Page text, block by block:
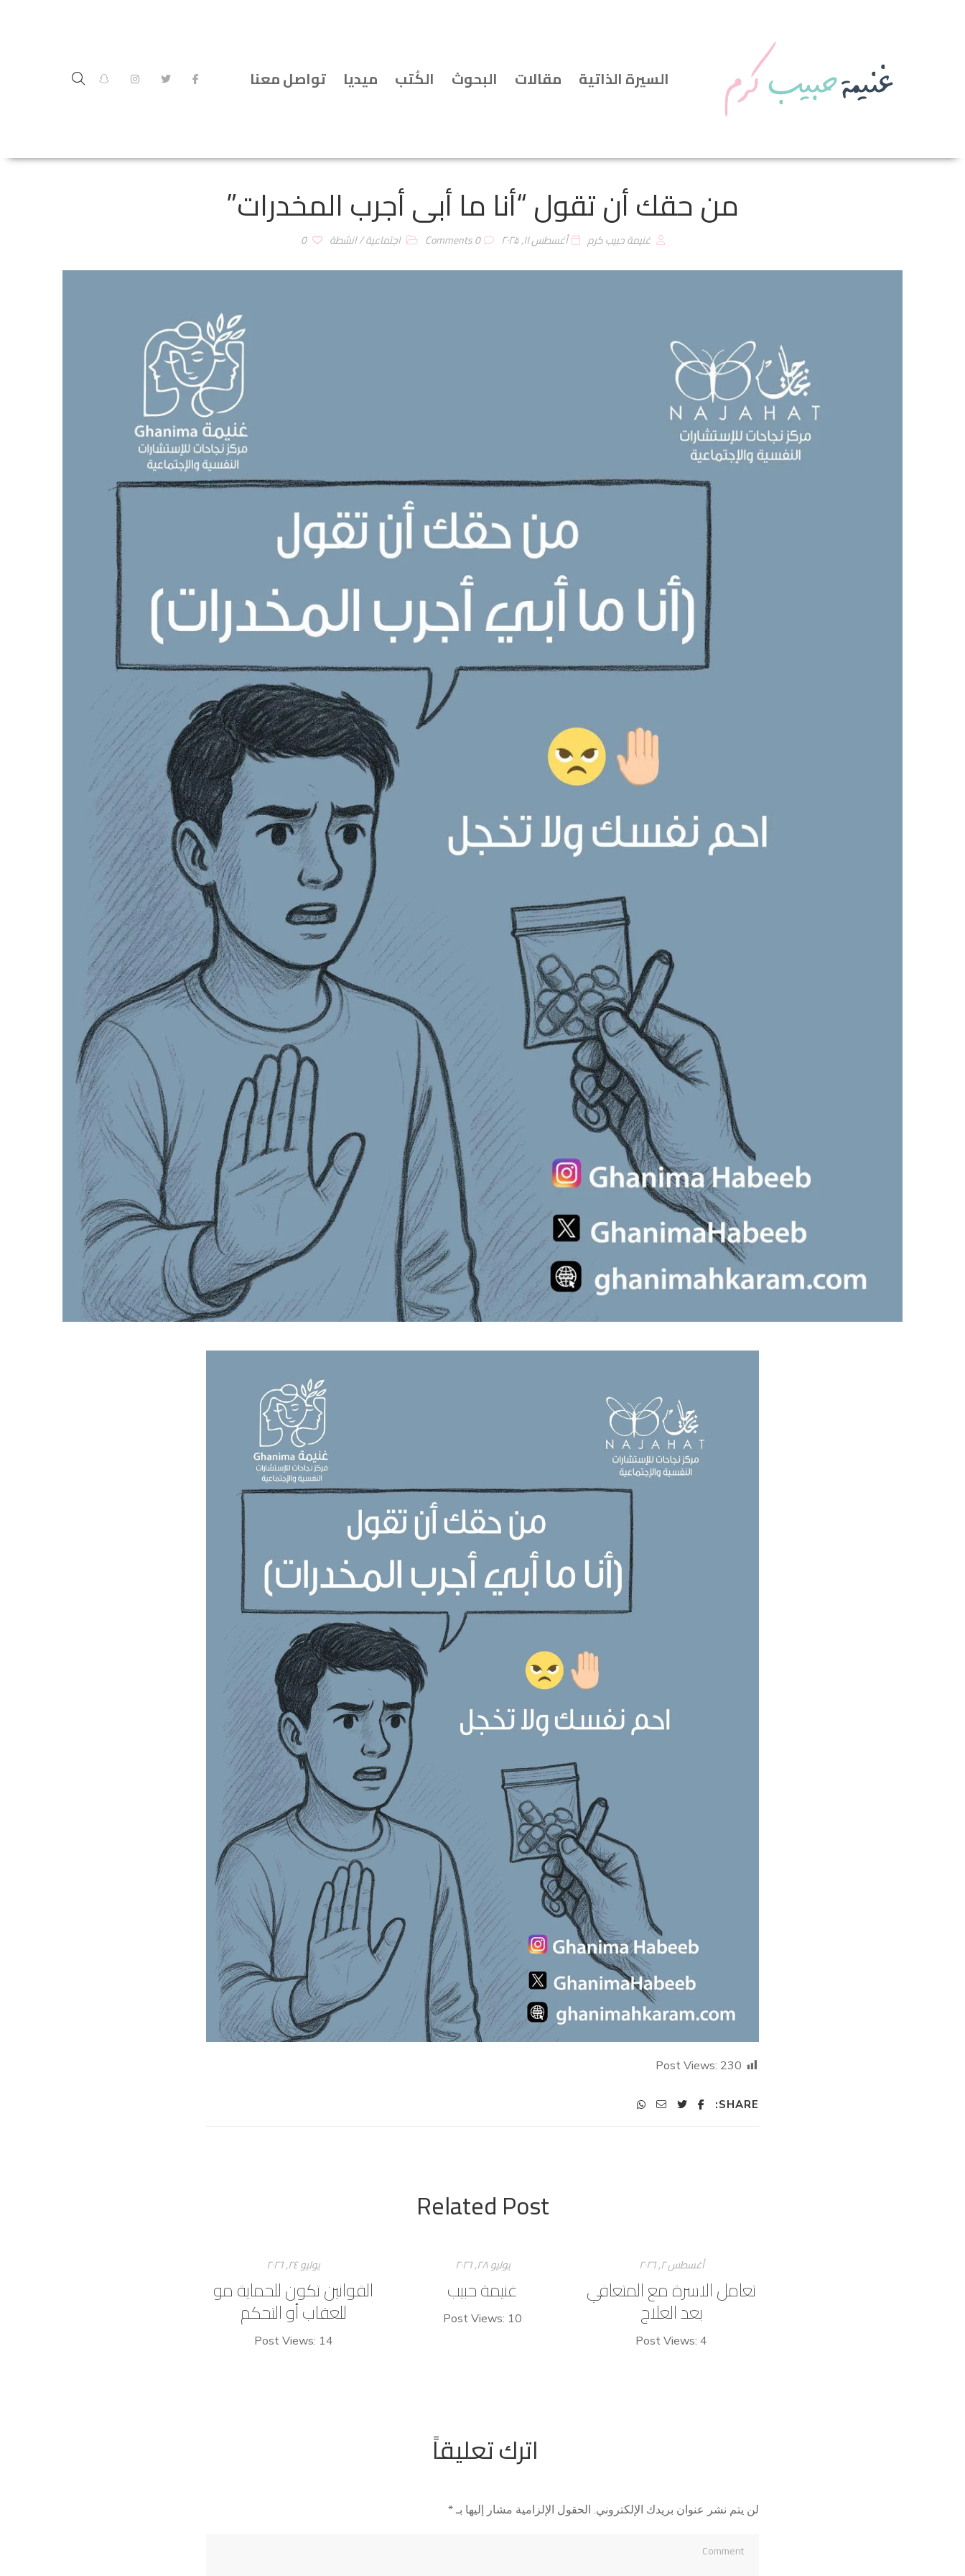
السيرة الذاتية مقالات البحوث الكُتب ميديا تواصل معنا
من حقك أن تقول “أنا ما أبى أجرب المخدرات”
غنيمة حبيب كرم أغسطس ۱۱, ۲۰۲۵ 0 Comments اجتماعية/انشطة 0
Post Views: 230
SHARE:
Related Post
أغسطس ۲, ۲۰۲٦
تعامل الاسرة مع المتعافي
بعد العلاج
Post Views: 4
يوليو ۲۸, ۲۰۲٦
غنيمة حبيب
Post Views: 10
يوليو ۲٤, ۲۰۲٦
القوانين تكون للحماية مو
للعقاب أو التحكم
Post Views: 14
اترك تعليقاً
لن يتم نشر عنوان بريدك الإلكتروني. الحقول الإلزامية مشار إليها بـ*